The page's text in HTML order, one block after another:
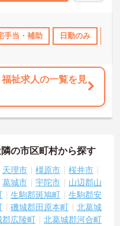
･育休･介護休暇取得実績あり
手当・補助 日勤のみ
祉求人の一覧を見
の市区町村から探す
天理市 橿原市
桜井市
葛城市 宇陀市
山辺郡山
生駒郡斑鳩町
生駒郡安
磯城郡田原本町
北葛城
郡広陵町
北葛城郡河合町